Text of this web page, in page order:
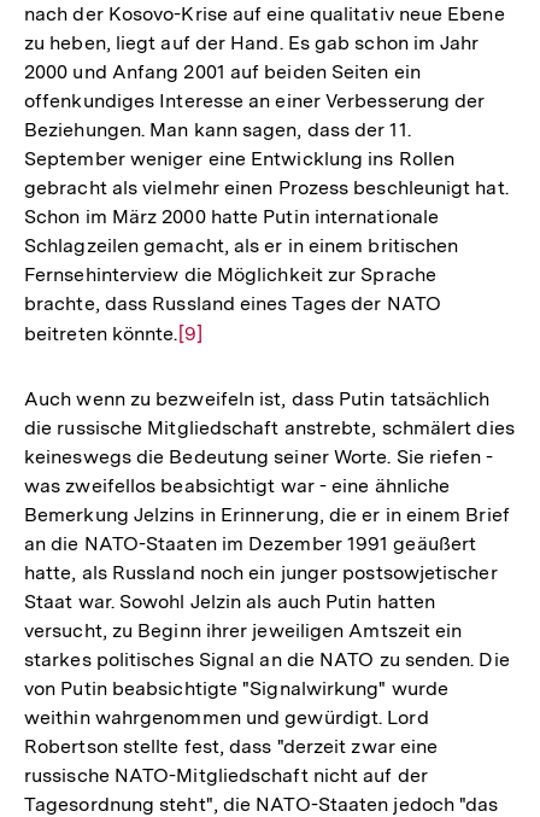
nach der Kosovo-Krise auf eine qualitativ neue Ebene
zu heben, liegt auf der Hand. Es gab schon im Jahr
2000 und Anfang 2001 auf beiden Seiten ein
offenkundiges Interesse an einer Verbesserung der
Beziehungen. Man kann sagen, dass der 11.
September weniger eine Entwicklung ins Rollen
gebracht als vielmehr einen Prozess beschleunigt hat.
Schon im März 2000 hatte Putin internationale
Schlagzeilen gemacht, als er in einem britischen
Fernsehinterview die Möglichkeit zur Sprache
brachte, dass Russland eines Tages der NATO
beitreten könnte. Zur
der
Fußnote
[9]
Auch wenn zu bezweifeln ist, dass Putin tatsächlich
die russische Mitgliedschaft anstrebte, schmälert dies
keineswegs die Bedeutung seiner Worte. Sie riefen -
was zweifellos beabsichtigt war - eine ähnliche
Bemerkung Jelzins in Erinnerung, die er in einem Brief
an die NATO-Staaten im Dezember 1991 geäußert
hatte, als Russland noch ein junger postsowjetischer
Staat war. Sowohl Jelzin als auch Putin hatten
versucht, zu Beginn ihrer jeweiligen Amtszeit ein
starkes politisches Signal an die NATO zu senden. Die
von Putin beabsichtigte "Signalwirkung" wurde
weithin wahrgenommen und gewürdigt. Lord
Robertson stellte fest, dass "derzeit zwar eine
russische NATO-Mitgliedschaft nicht auf der
Tagesordnung steht", die NATO-Staaten jedoch "das